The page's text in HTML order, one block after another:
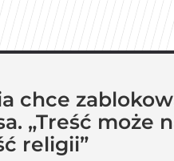
chce
„Treść może
religii”